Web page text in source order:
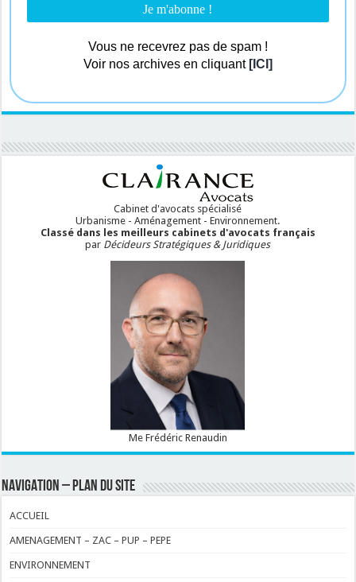
Vous ne recevrez pas de spam !
Voir nos archives en cliquant [ICI]
Cabinet d'avocats spécialisé
Urbanisme - Aménagement - Environnement.
Classé dans les meilleurs cabinets d'avocats français
par Décideurs Stratégiques & Juridiques
Me Frédéric Renaudin
NAVIGATION – PLAN DU SITE
ACCUEIL
AMENAGEMENT – ZAC – PUP – PEPE
ENVIRONNEMENT